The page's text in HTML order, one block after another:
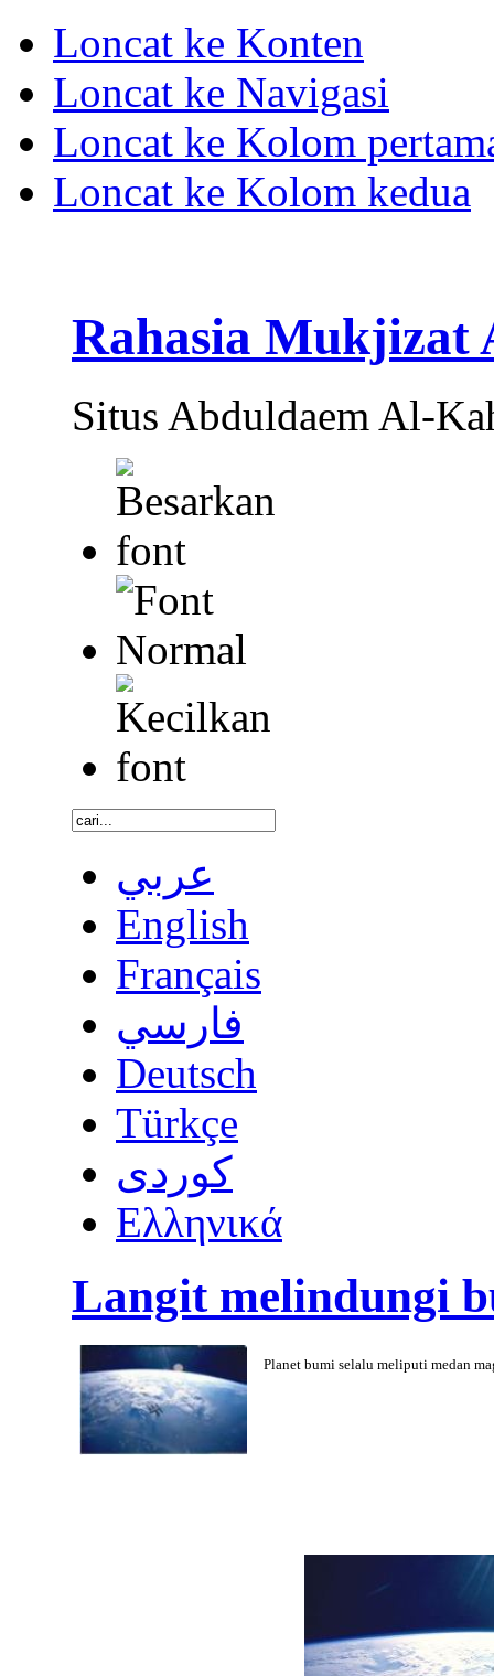
Loncat ke Konten
Loncat ke Navigasi
Loncat ke Kolom
Loncat ke Kolom kedua
Rahasia Mukjizat
Situs Abduldaem Al-
عربي
English
Français
فارسي
Deutsch
Türkçe
كوردى
Ελληνικά
Langit melindungi
Planet bumi selalu meliputi medan